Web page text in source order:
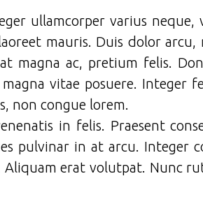
ullamcorper varius neque,
mauris. Duis dolor arcu,
magna ac, pretium felis.
vitae posuere. Integer
non congue lorem.
in felis. Praesent
pulvinar in at arcu. Integer
Aliquam erat volutpat. Nunc